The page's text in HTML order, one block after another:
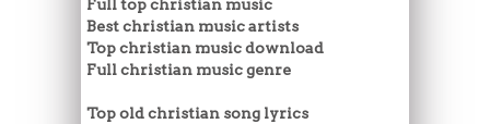
Full top christian music
Best christian music artists
Top christian music download
Full christian music genre
Top old christian song lyrics